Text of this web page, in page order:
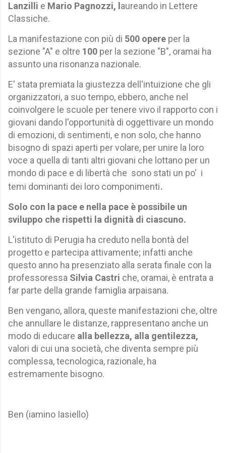
Lanzilli e Mario Pagnozzi, l aureando in Lettere
Classiche.
La manifestazione con più di 500 opere per la
sezione "A" e oltre 100 per la sezione "B", oramai ha
assunto una risonanza nazionale.
E' stata premiata la giustezza dell'intuizione che gli
organizzatori, a suo tempo, ebbero, anche nel
coinvolgere le scuole per tenere vivo il rapporto con i
giovani dando l'opportunità di oggettivare un mondo
di emozioni, di sentimenti, e non solo, che hanno
bisogno di spazi aperti per volare, per unire la loro
voce a quella di tanti altri giovani che lottano per un
mondo di pace e di libertà che sono stati un po' i
temi dominanti dei loro componimenti.
Solo con la pace e nella pace è possibile un
sviluppo che rispetti la dignità di ciascuno.
L'istituto di Perugia ha creduto nella bontà del
progetto e partecipa attivamente; infatti anche
questo anno ha presenziato alla serata finale con la
professoressa Silvia Castri che, oramai, è entrata a
far parte della grande famiglia arpaisana.
Ben vengano, allora, queste manifestazioni che, oltre
che annullare le distanze, rappresentano anche un
modo di educare alla bellezza, alla gentilezza,
valori di cui una società, che diventa sempre più
complessa, tecnologica, razionale, ha
estremamente bisogno.
Ben (iamino Iasiello)